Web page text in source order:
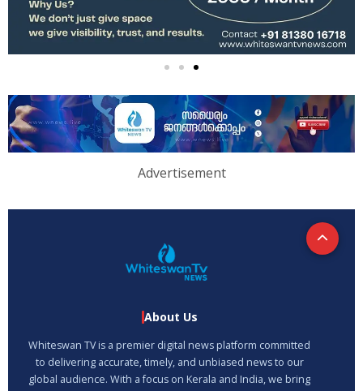
Advertisement
About Us
Whiteswan TV is a premier digital news platform committed
to delivering accurate, timely, and unbiased news to our
global audience. With a focus on Kerala and India, we bring